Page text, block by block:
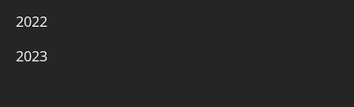
2022
2023